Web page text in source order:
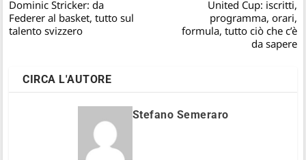
Dominic Stricker: da
Federer al basket, tutto sul
talento svizzero
United Cup: iscritti,
programma, orari,
formula, tutto ciò che c’è
da sapere
CIRCA L'AUTORE
Stefano Semeraro